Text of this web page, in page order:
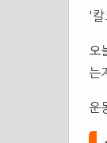
'칼
오
는
운